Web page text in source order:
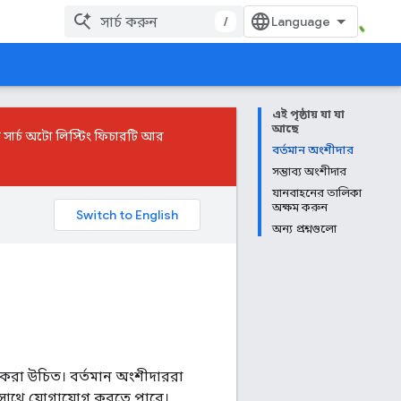
/
এই পৃষ্ঠায় যা যা
আছে
বর্তমান অংশীদার
সম্ভাব্য অংশীদার
যানবাহনের তালিকা
অক্ষম করুন
অন্য প্রশ্নগুলো
অটো লিস্টিং ফিচারটি আর
উচিত। বর্তমান অংশীদাররা